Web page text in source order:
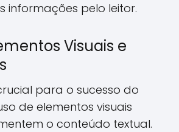
informações pelo leitor.
Visuais e
para o sucesso do
de elementos visuais
o conteúdo textual.